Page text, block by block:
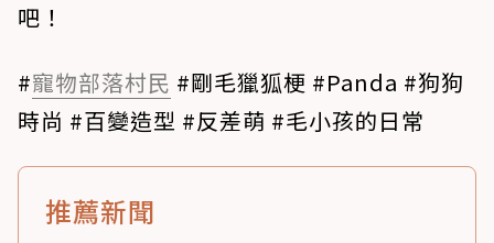
吧！
#寵物部落村民 #剛毛獵狐梗 #Panda #狗狗
時尚 #百變造型 #反差萌 #毛小孩的日常
推薦新聞